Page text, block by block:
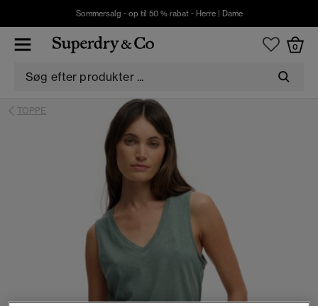
Sommersalg - op til 50 % rabat - Herre| Dame
0
TOPPE